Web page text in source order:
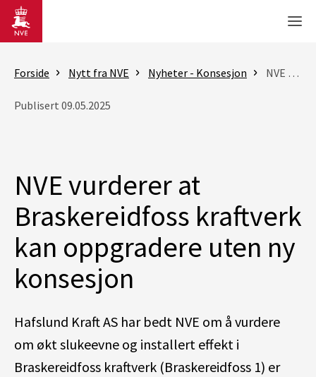
Gå til hovedinnhold
Forside Nytt fra NVE Nyheter - Konsesjon NVE vurderer at Braskereidfoss kraftverk kan oppgradere uten ny konsesjon
Publisert 09.05.2025
NVE vurderer at
Braskereidfoss kraftverk
kan oppgradere uten ny
konsesjon
Hafslund Kraft AS har bedt NVE om å vurdere
om økt slukeevne og installert effekt i
Braskereidfoss kraftverk (Braskereidfoss 1) er